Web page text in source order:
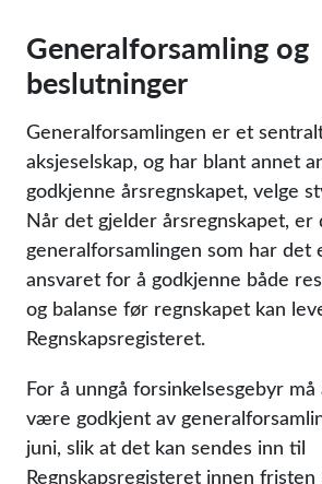
Generalforsamling og
beslutninger
Generalforsamlingen er et
aksjeselskap, og har blant annet
godkjenne årsregnskapet, velge
Når det gjelder årsregnskapet, er
generalforsamlingen som har det
ansvaret for å godkjenne både
og balanse før regnskapet kan
Regnskapsregisteret.
For å unngå forsinkelsesgebyr
være godkjent av
juni, slik at det kan sendes inn til
Regnskapsregisteret innen